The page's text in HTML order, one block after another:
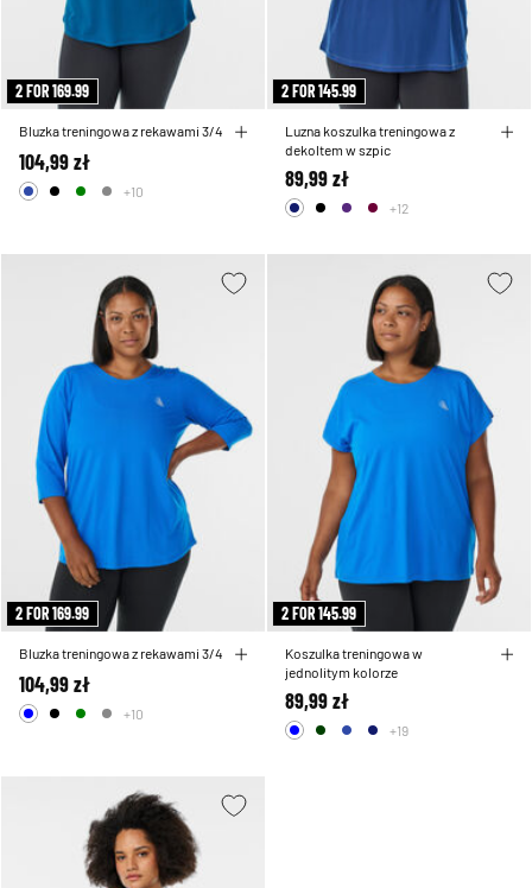
2 FOR 169.99
Bluzka treningowa z rekawami 3/4
104,99 zł
+10
2 FOR 145.99
Luzna koszulka treningowa z
dekoltem w szpic
89,99 zł
+12
2 FOR 169.99
Bluzka treningowa z rekawami 3/4
104,99 zł
+10
2 FOR 145.99
Koszulka treningowa w
jednolitym kolorze
89,99 zł
+19